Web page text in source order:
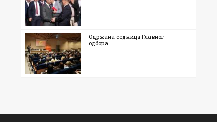
Одржана седница Главног
одбора...